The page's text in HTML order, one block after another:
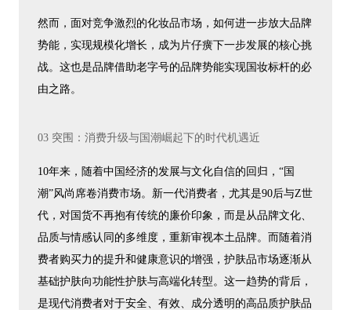
然而，面对竞争激烈的化妆品市场，如何进一步放大品牌
势能，实现规模化增长，成为片仔癀下一步发展的核心挑
战。这也是品牌借助老字号的品牌势能实现国妆标杆的必
由之路。
03 突围：消费升级与国潮崛起下的时代机遇近
10年来，随着中国经济的发展与文化自信的回归，“国
潮”风尚席卷消费市场。新一代消费者，尤其是90后与Z世
代，对国货不再抱有传统的廉价印象，而是从品牌文化、
品质与情感认同的多维度，重新审视本土品牌。而随着消
费者购买力的提升和健康意识的增强，护肤品市场逐渐从
基础护肤向功能性护肤与高端化转型。这一趋势的背后，
是现代消费者对于安全、有效、成分透明的高品质护肤品